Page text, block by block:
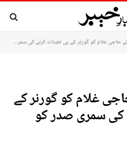
غلام کو گورنر کے پی تعینات کرنے کی سمری صدر کو ارسال
غلام کو گورنر کے
کی سمری صدر کو